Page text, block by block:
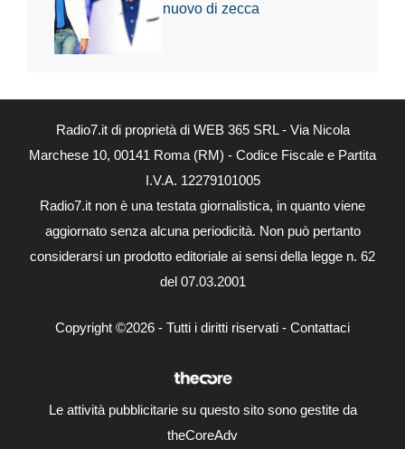
nuovo di zecca
Radio7.it di proprietà di WEB 365 SRL - Via Nicola
Marchese 10, 00141 Roma (RM) - Codice Fiscale e Partita
I.V.A. 12279101005
Radio7.it non è una testata giornalistica, in quanto viene
aggiornato senza alcuna periodicità. Non può pertanto
considerarsi un prodotto editoriale ai sensi della legge n. 62
del 07.03.2001
Copyright ©2026 - Tutti i diritti riservati - Contattaci
Le attività pubblicitarie su questo sito sono gestite da
theCoreAdv